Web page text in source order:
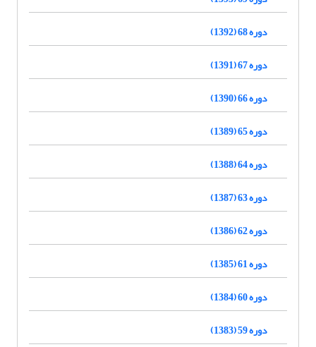
دوره 68 (1392)
دوره 67 (1391)
دوره 66 (1390)
دوره 65 (1389)
دوره 64 (1388)
دوره 63 (1387)
دوره 62 (1386)
دوره 61 (1385)
دوره 60 (1384)
دوره 59 (1383)